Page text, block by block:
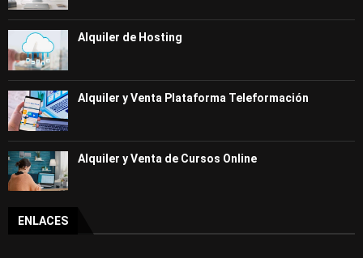
Alquiler de Hosting
Alquiler y Venta Plataforma Teleformación
Alquiler y Venta de Cursos Online
ENLACES